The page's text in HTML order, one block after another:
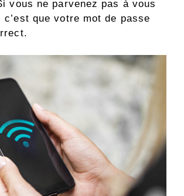
vous ne parvenez pas à vous
c’est que votre mot de passe